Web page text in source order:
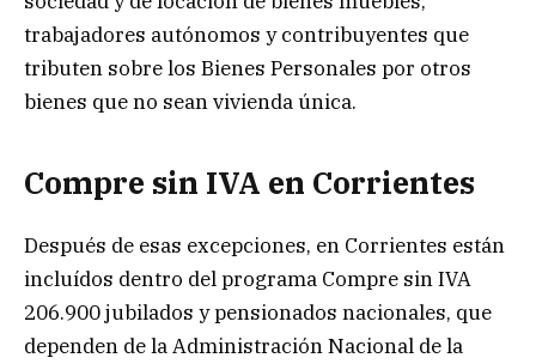
trabajadores autónomos y contribuyentes que
tributen sobre los Bienes Personales por otros
bienes que no sean vivienda única.
Compre sin IVA en Corrientes
Después de esas excepciones, en Corrientes están
incluídos dentro del programa Compre sin IVA
206.900 jubilados y pensionados nacionales, que
dependen de la Administración Nacional de la